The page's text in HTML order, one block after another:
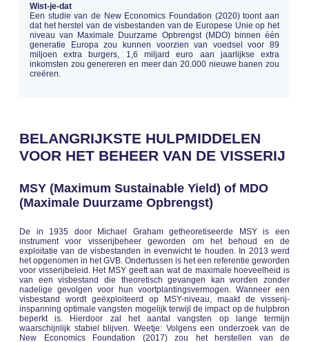
Wist-je-dat
Een studie van de New Economics Foundation (2020) toont aan
dat het herstel van de visbestanden van de Europese Unie op het
niveau van Maximale Duurzame Opbrengst (MDO) binnen één
generatie Europa zou kunnen voorzien van voedsel voor 89
miljoen extra burgers, 1,6 miljard euro aan jaarlijkse extra
inkomsten zou genereren en meer dan 20.000 nieuwe banen zou
creëren.
BELANGRIJKSTE HULPMIDDELEN
VOOR HET BEHEER VAN DE VISSERIJ
MSY (Maximum Sustainable Yield) of MDO
(Maximale Duurzame Opbrengst)
De in 1935 door Michael Graham getheoretiseerde MSY is een
instrument voor visserijbeheer geworden om het behoud en de
exploitatie van de visbestanden in evenwicht te houden. In 2013 werd
het opgenomen in het GVB. Ondertussen is het een referentie geworden
voor visserijbeleid. Het MSY geeft aan wat de maximale hoeveelheid is
van een visbestand die theoretisch gevangen kan worden zonder
nadelige gevolgen voor hun voortplantingsvermogen. Wanneer een
visbestand wordt geëxploiteerd op MSY-niveau, maakt de visserij-
inspanning optimale vangsten mogelijk terwijl de impact op de hulpbron
beperkt is. Hierdoor zal het aantal vangsten op lange termijn
waarschijnlijk stabiel blijven. Weetje: Volgens een onderzoek van de
New Economics Foundation (2017) zou het herstellen van de